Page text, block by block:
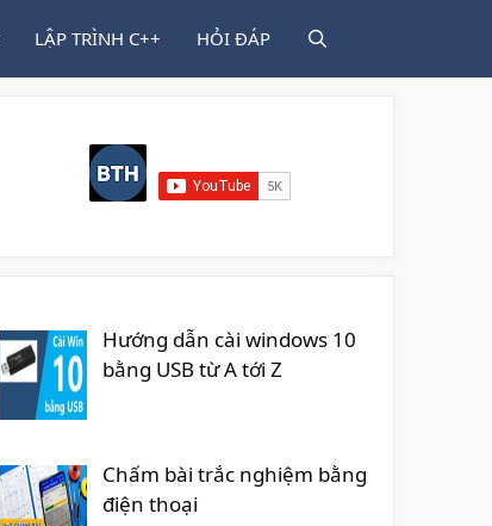
LẬP TRÌNH C++ HỎI ĐÁP
Hướng dẫn cài windows 10
bằng USB từ A tới Z
Chấm bài trắc nghiệm bằng
điện thoại